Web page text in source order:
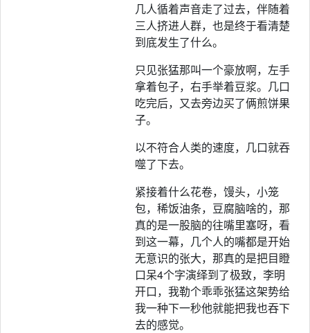
几人循着声音走了过去，伴随着
三人挤进人群，也是终于看清楚
到底发生了什么。
只见张猛那叫一个豪放啊，左手
拿着包子，右手举着豆浆。几口
吃完后，又去旁边买了俩煎饼果
子。
以不符合人类的速度，几口就吞
噬了下去。
紧接着什么花卷，馒头，小笼
包，稀饭油条，豆腐脑啥的，那
真的是一股脑的往嘴里塞呀，看
到这一幕，几个人的嘴都是开始
无意识的张大，那真的是把目瞪
口呆4个字演绎到了极致，李明
开口，我勒个乖乖张猛这架势给
我一种下一秒他就能把我也吞下
去的感觉。